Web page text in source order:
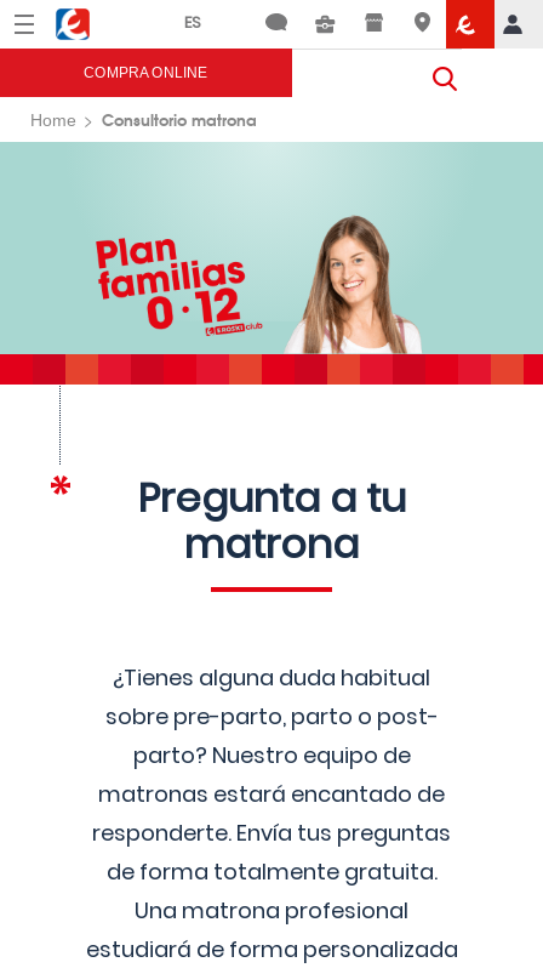
Menú Eroski
COMPRA ONLINE
Home Consultorio matrona
Pregunta a tu
matrona
¿Tienes alguna duda habitual
sobre pre-parto, parto o post-
parto? Nuestro equipo de
matronas estará encantado de
responderte. Envía tus preguntas
de forma totalmente gratuita.
Una matrona profesional
estudiará de forma personalizada